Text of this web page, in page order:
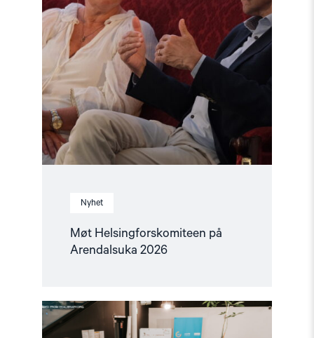
Nyhet
Møt Helsingforskomiteen på
Arendalsuka 2026
Read
article
"Helsingforskomiteen